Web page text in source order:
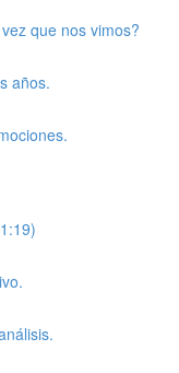
que nos vimos?
años.